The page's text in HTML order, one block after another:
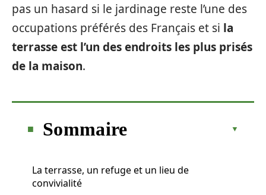
pas un hasard si le jardinage reste l’une des
occupations préférés des Français et si la
terrasse est l’un des endroits les plus prisés
de la maison.
Sommaire
La terrasse, un refuge et un lieu de
convivialité